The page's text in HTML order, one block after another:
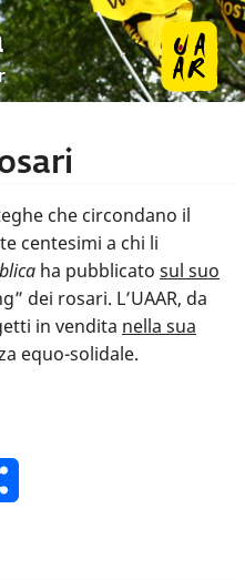
che circondano il
centesimi a chi li
ha pubblicato sul suo
dei rosari. L’UAAR, da
in vendita nella sua
equo-solidale.